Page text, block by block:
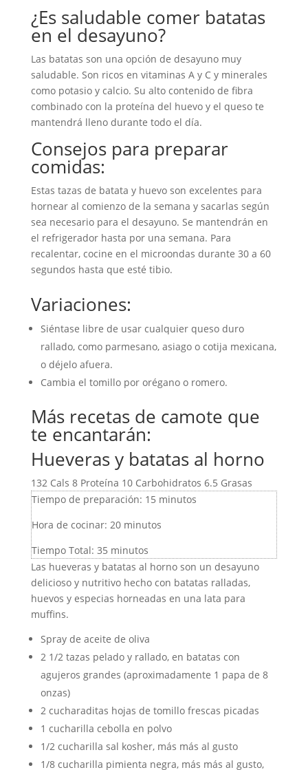
¿Es saludable comer batatas
en el desayuno?
Las batatas son una opción de desayuno muy
saludable. Son ricos en vitaminas A y C y minerales
como potasio y calcio. Su alto contenido de fibra
combinado con la proteína del huevo y el queso te
mantendrá lleno durante todo el día.
Consejos para preparar
comidas:
Estas tazas de batata y huevo son excelentes para
hornear al comienzo de la semana y sacarlas según
sea necesario para el desayuno. Se mantendrán en
el refrigerador hasta por una semana. Para
recalentar, cocine en el microondas durante 30 a 60
segundos hasta que esté tibio.
Variaciones:
Siéntase libre de usar cualquier queso duro
rallado, como parmesano, asiago o cotija mexicana,
o déjelo afuera.
Cambia el tomillo por orégano o romero.
Más recetas de camote que
te encantarán:
Hueveras y batatas al horno
132 Cals 8 Proteína 10 Carbohidratos 6.5 Grasas
Tiempo de preparación: 15 minutos
Hora de cocinar: 20 minutos
Tiempo Total: 35 minutos
Las hueveras y batatas al horno son un desayuno
delicioso y nutritivo hecho con batatas ralladas,
huevos y especias horneadas en una lata para
muffins.
Spray de aceite de oliva
2 1/2 tazas pelado y rallado, en batatas con
agujeros grandes (aproximadamente 1 papa de 8
onzas)
2 cucharaditas hojas de tomillo frescas picadas
1 cucharilla cebolla en polvo
1/2 cucharilla sal kosher, más más al gusto
1/8 cucharilla pimienta negra, más más al gusto,